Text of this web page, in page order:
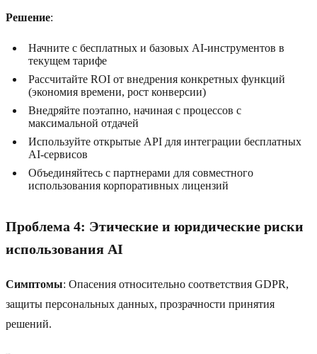
Решение:
Начните с бесплатных и базовых AI-инструментов в
текущем тарифе
Рассчитайте ROI от внедрения конкретных функций
(экономия времени, рост конверсии)
Внедряйте поэтапно, начиная с процессов с
максимальной отдачей
Используйте открытые API для интеграции бесплатных
AI-сервисов
Объединяйтесь с партнерами для совместного
использования корпоративных лицензий
Проблема 4: Этические и юридические риски
использования AI
Симптомы: Опасения относительно соответствия GDPR,
защиты персональных данных, прозрачности принятия
решений.